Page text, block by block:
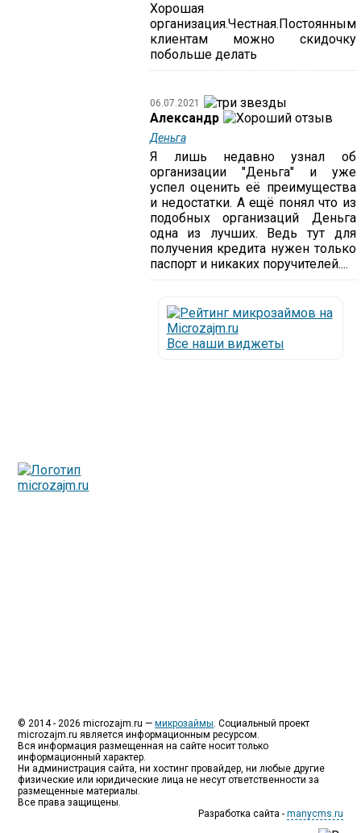
Хорошая
организация.Честная.Постоянным
клиентам можно скидочку
побольше делать
06.07.2021
Александр
Деньга
Я лишь недавно узнал об
организации "Деньга" и уже
успел оценить её преимущества
и недостатки. А ещё понял что из
подобных организаций Деньга
одна из лучших. Ведь тут для
получения кредита нужен только
паспорт и никаких поручителей....
Все наши виджеты
© 2014 - 2026 microzajm.ru —микрозаймы. Социальный проект
microzajm.ru является информационным ресурсом.
Вся информация размещенная на сайте носит только
информационный характер.
Ни администрация сайта, ни хостинг провайдер, ни любые другие
физические или юридические лица не несут ответственности за
размещенные материалы.
Все права защищены.
Разработка сайта - manycms.ru